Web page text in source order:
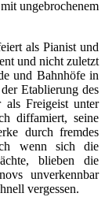
ungebrochenem
als Pianist und
und nicht zuletzt
und Bahnhöfe in
Etablierung des
Freigeist unter
diffamiert, seine
durch fremdes
wenn sich die
blieben die
unverkennbar
vergessen.